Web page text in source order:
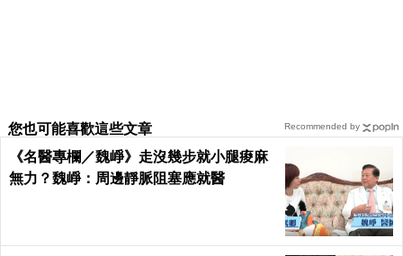
您也可能喜歡這些文章
《名醫專欄／魏崢》走沒幾步就小腿痠麻
無力？魏崢：周邊靜脈阻塞應就醫
Recommended by